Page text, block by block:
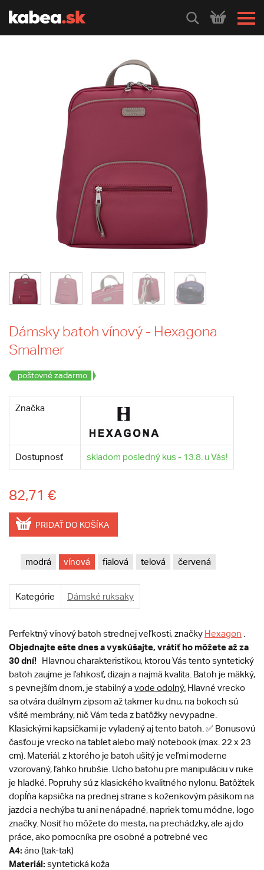
HLEDEJ
Dámsky batoh vínový - Hexagona
Smalmer
poštovné zadarmo
Značka
Dostupnosť skladom posledný kus - 13.8. u Vás!
82,71 €
PRIDAŤ DO KOŠÍKA
modrá vínová fialová telová červená
Kategórie Dámské ruksaky
Perfektný vínový batoh strednej veľkosti, značky Hexagon
Objednajte ešte dnes a vyskúšajte, vrátiť ho môžete až za
30 dní! Hlavnou charakteristikou, ktorou Vás tento syntetický
batoh zaujme je ľahkosť, dizajn a najmä kvalita. Batoh je mäkký,
s pevnejším dnom, je stabilný a vode odolný. Hlavné vrecko
sa otvára duálnym zipsom až takmer ku dnu, na bokoch sú
všité membrány, nič Vám teda z batôžky nevypadne.
Klasickými kapsičkami je vyladený aj tento batoh. ✅ Bonusovú
časťou je vrecko na tablet alebo malý notebook (max. 22 x 23
cm). Materiál, z ktorého je batoh ušitý je veľmi moderne
vzorovaný, ľahko hrubšie. Ucho batohu pre manipuláciu v ruke
je hladké. Popruhy sú z klasického kvalitného nylonu. Batôžtek
dopĺňa kapsička na prednej strane s koženkovým pásikom na
jazdci a nechýba tu ani nenápadné, napriek tomu módne, logo
značky. Nosiť ho môžete do mesta, na prechádzky, ale aj do
práce, ako pomocníka pre osobné a potrebné vec
A4: áno (tak-tak)
Materiál: syntetická koža